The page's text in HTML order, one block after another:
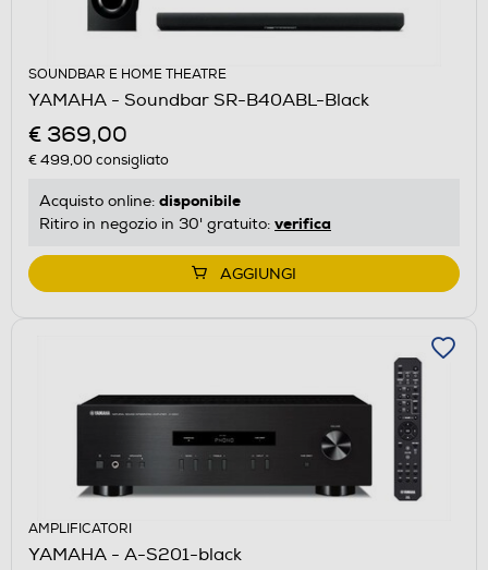
SOUNDBAR E HOME THEATRE
YAMAHA - Soundbar SR-B40ABL-Black
€ 369,00
€ 499,00consigliato
Acquisto online: disponibile
Ritiro in negozio in 30' gratuito: verifica
AGGIUNGI
AMPLIFICATORI
YAMAHA - A-S201-black